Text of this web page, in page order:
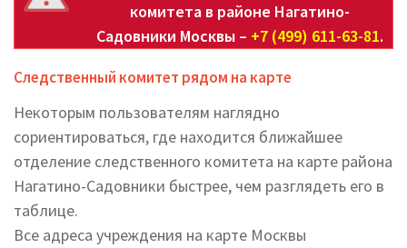
комитета в районе Нагатино-
Садовники Москвы – +7 (499) 611-63-81.
Следственный комитет рядом на карте
Некоторым пользователям наглядно
сориентироваться, где находится ближайшее
отделение следственного комитета на карте района
Нагатино-Садовники быстрее, чем разглядеть его в
таблице.
Все адреса учреждения на карте Москвы